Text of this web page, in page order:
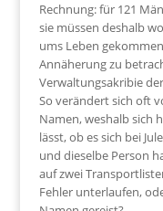
Rechnung: für 121
sie müssen deshalb
ums Leben
Annäherung zu
Verwaltungsakribie
So verändert sich oft
Namen, weshalb sich
lässt, ob es sich bei
und dieselbe Person
auf zwei
Fehler unterlaufen,